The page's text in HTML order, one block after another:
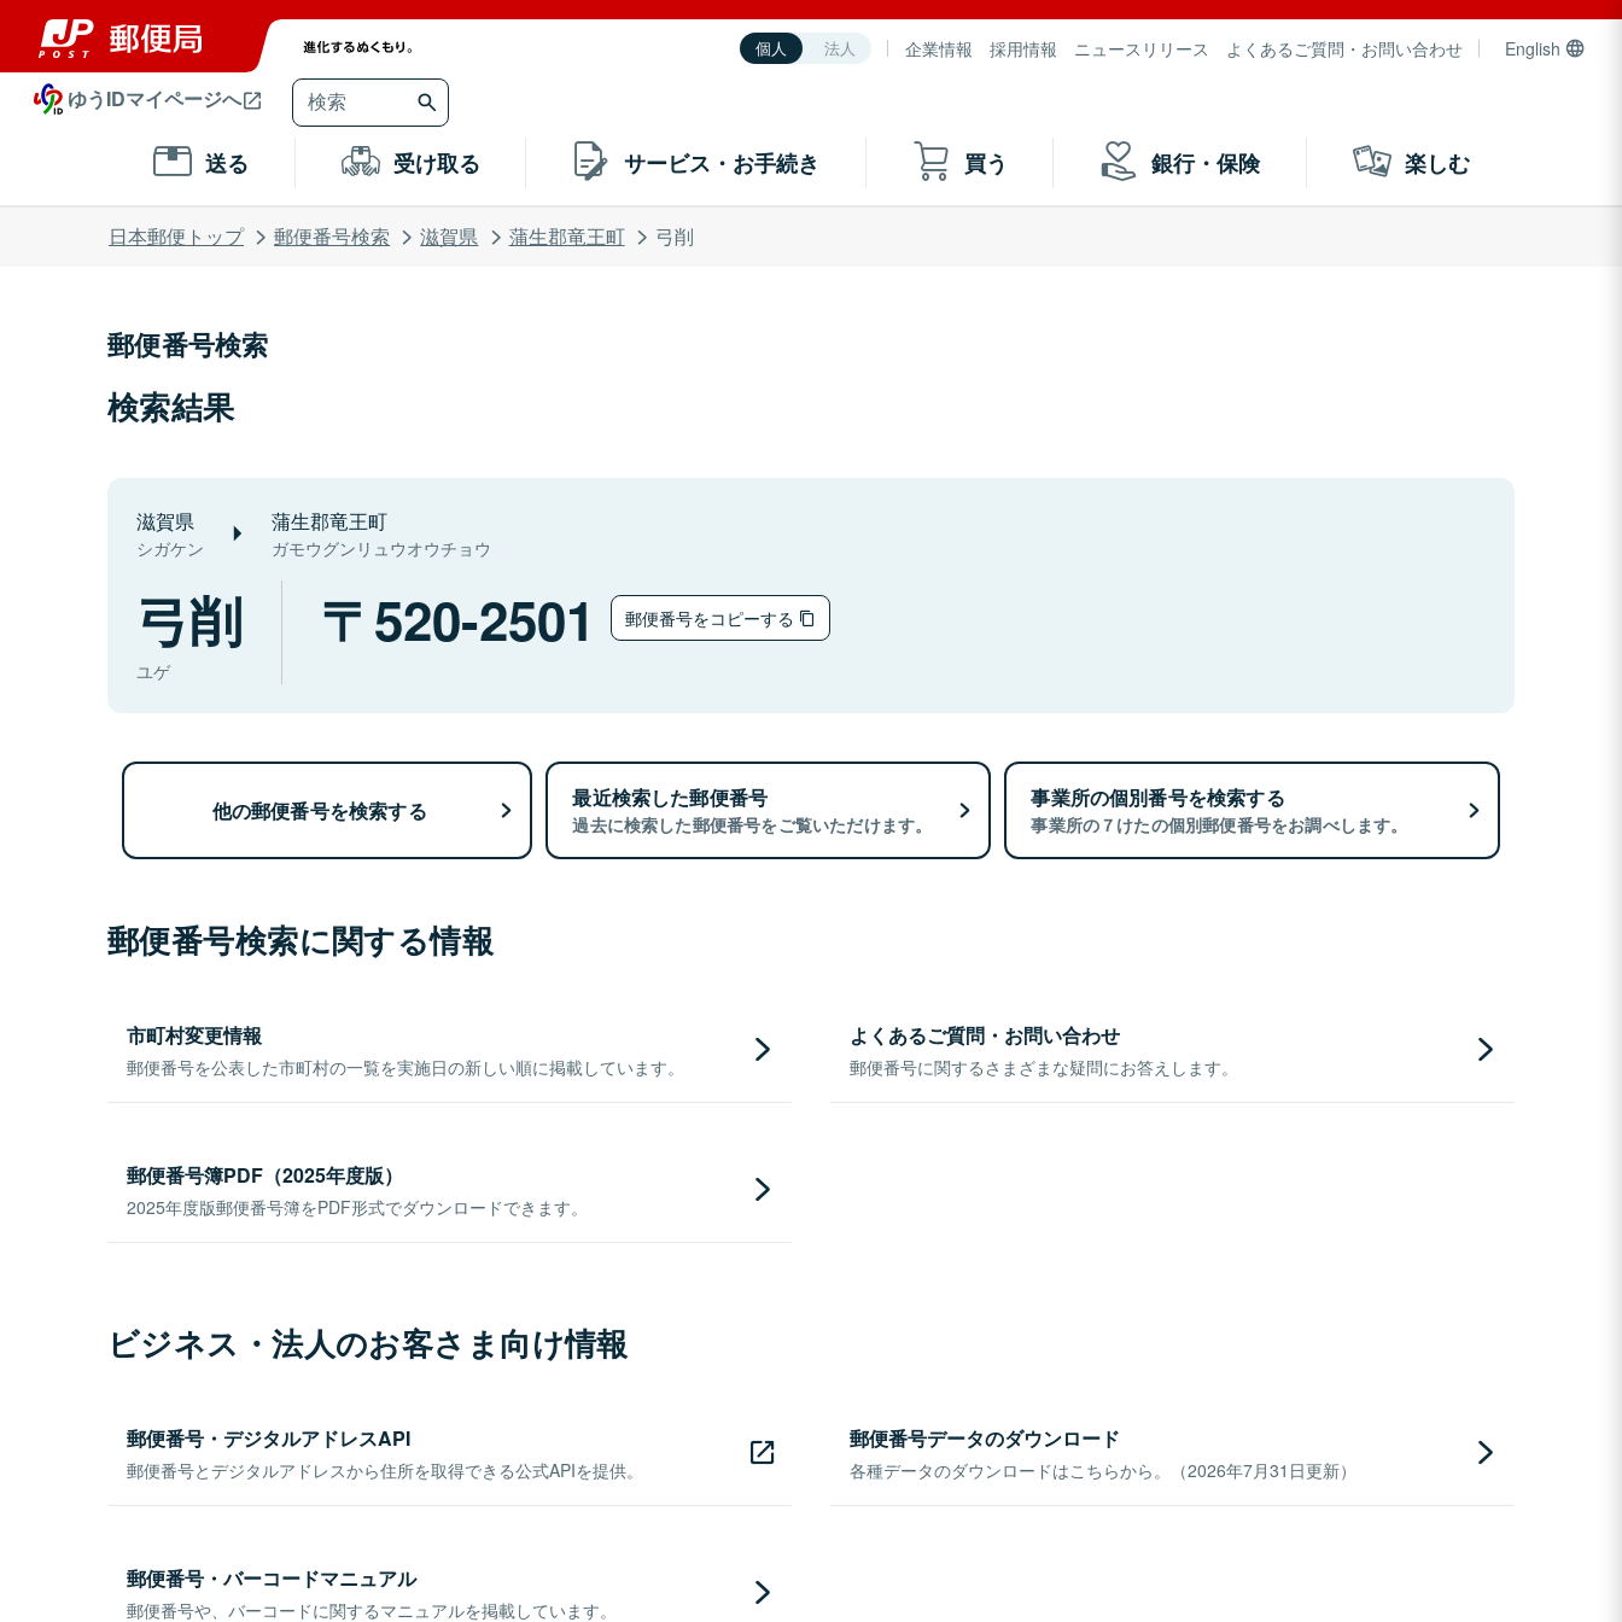
個人 法人 企業情報 採用情報 ニュースリリース よくあるご質問・お問い合わせ English
ゆうIDマイページへ
送る 受け取る サービス・お手続き 買う 銀行・保険 楽しむ
日本郵便トップ 郵便番号検索 滋賀県 蒲生郡竜王町 弓削
郵便番号検索
検索結果
滋賀県
シガケン
蒲生郡竜王町
ガモウグンリュウオウチョウ
弓削
ユゲ
520-2501 郵便番号をコピーする
他の郵便番号を検索する 最近検索した郵便番号
過去に検索した郵便番号をご覧いただけます。
事業所の個別番号を検索する
事業所の７けたの個別郵便番号をお調べします。
郵便番号検索に関する情報
市町村変更情報
郵便番号を公表した市町村の一覧を実施日の新しい順に掲載しています。
よくあるご質問・お問い合わせ
郵便番号に関するさまざまな疑問にお答えします。
郵便番号簿PDF（2025年度版）
2025年度版郵便番号簿をPDF形式でダウンロードできます。
ビジネス・法人のお客さま向け情報
郵便番号・デジタルアドレスAPI
郵便番号とデジタルアドレスから住所を取得できる公式APIを提供。
郵便番号データのダウンロード
各種データのダウンロードはこちらから。（2026年7月31日更新）
郵便番号・バーコードマニュアル
郵便番号や、バーコードに関するマニュアルを掲載しています。